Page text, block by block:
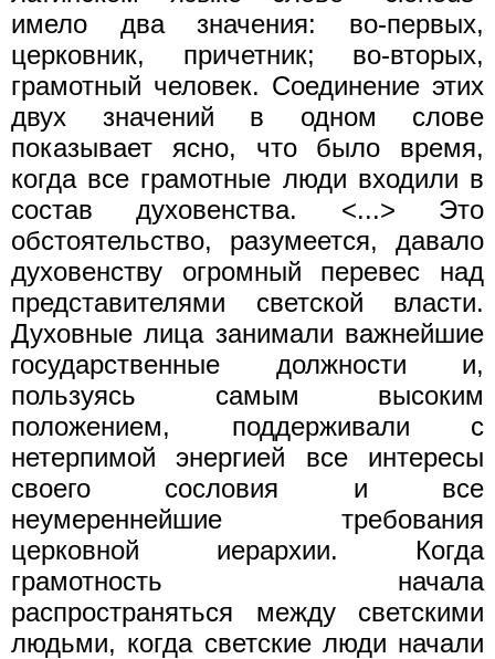
имело два значения: во-первых,
церковник, причетник; во-вторых,
грамотный человек. Соединение этих
двух значений в одном слове
показывает ясно, что было время,
когда все грамотные люди входили в
состав духовенства. <...> Это
обстоятельство, разумеется, давало
духовенству огромный перевес над
представителями светской власти.
Духовные лица занимали важнейшие
государственные должности и,
пользуясь самым высоким
положением, поддерживали с
нетерпимой энергией все интересы
своего сословия и все
неумереннейшие требования
церковной иерархии. Когда
грамотность начала
распространяться между светскими
людьми, когда светские люди начали